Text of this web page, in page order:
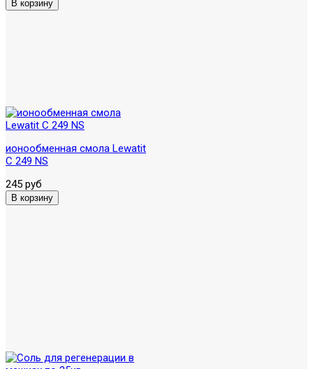
ионообменная смола Lewatit
C 249 NS
245 руб